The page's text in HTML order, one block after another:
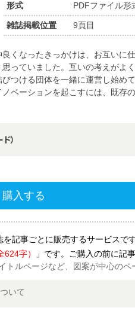
形式 PDFファイル
雑誌掲載位置 9頁目
くなったきっかけは、お互いに
っていました。互いの考えがよ
びつける団体を一緒に運営し始
ベーションを起こすには、既存
）
購入する
記事ごとに販売するサービスです
624字）
」です。ご購入の前に記
トルページなど、図案が中心のペ
いて